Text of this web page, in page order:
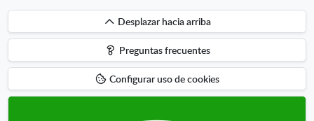
Desplazar
hacia
arriba
Desplazar hacia arriba
Preguntas frecuentes
Configurar uso de cookies